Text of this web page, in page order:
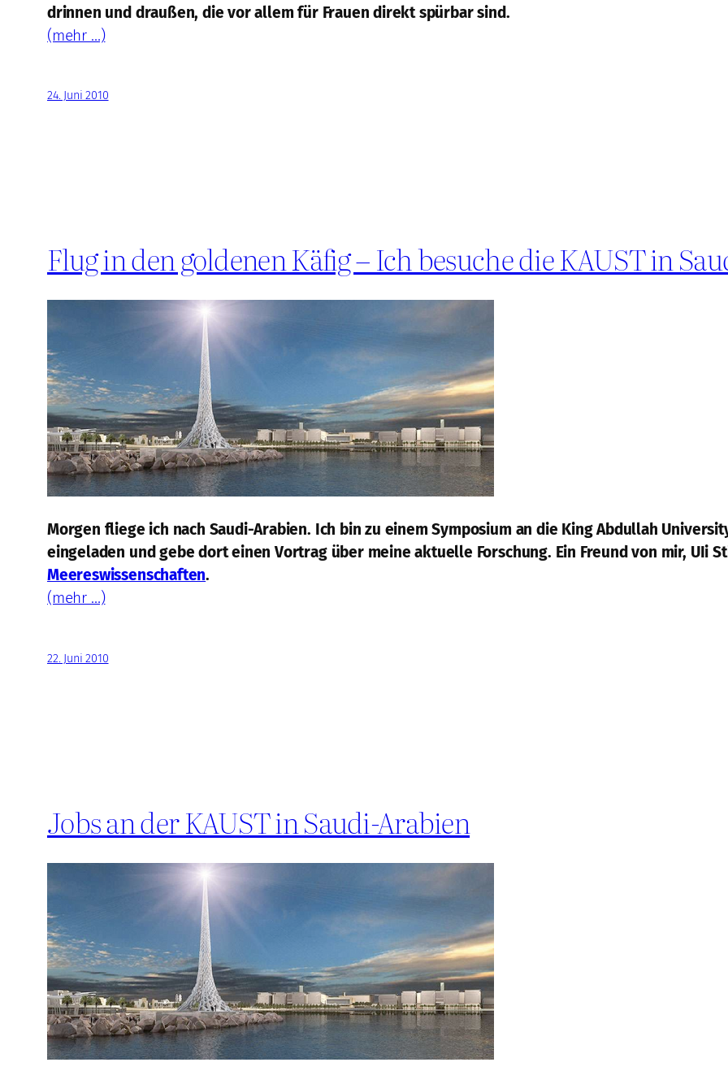
drinnen und draußen, die vor allem für Frauen direkt spürbar sind.
(mehr …)
24. Juni 2010
Flug in den goldenen Käfig – Ich besuche die KAUST in
Morgen fliege ich nach Saudi-Arabien. Ich bin zu einem Symposium an die King Abdullah
eingeladen und gebe dort einen Vortrag über meine aktuelle Forschung. Ein Freund von mir, UIi
Meereswissenschaften.
(mehr …)
22. Juni 2010
Jobs an der KAUST in Saudi-Arabien